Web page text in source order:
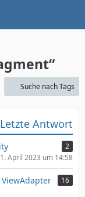
Suche nach Tags
Letzte Antwort
2
April 2023 um 14:58
16